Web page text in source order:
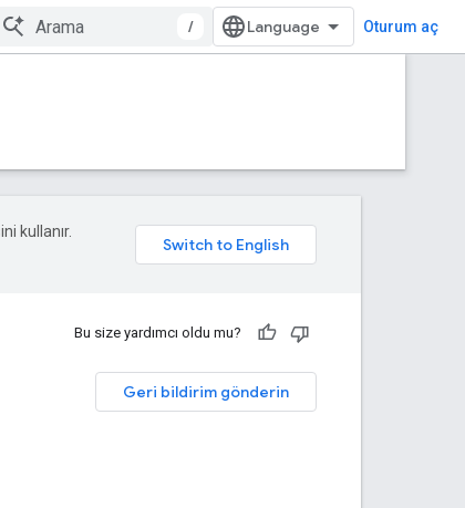
/ Oturum aç
kullanır.
Bu size yardımcı oldu mu?
Geri bildirim gönderin